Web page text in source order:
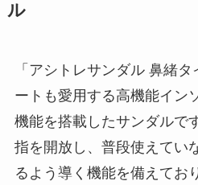
ル
「アシトレサンダル 鼻緒
ートも愛用する高機能イン
機能を搭載したサンダルで
指を開放し、普段使えてい
るよう導く機能を備えてお